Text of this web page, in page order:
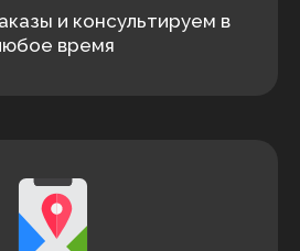
и консультируем в
время